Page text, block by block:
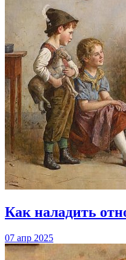
Как наладить
07 апр 2025